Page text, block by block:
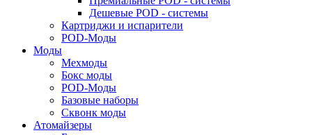
Дешевые POD - системы
Картриджи и испарители
POD-Моды
Моды
Мехмоды
Бокс моды
POD-Моды
Базовые наборы
Сквонк моды
Атомайзеры